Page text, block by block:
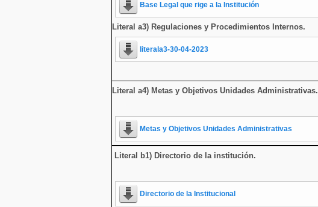
Base Legal que rige a la Institución
Literal a3) Regulaciones y Procedimientos Internos.
literala3-30-04-2023
Literal a4) Metas y Objetivos Unidades Administrativas.
Metas y Objetivos Unidades Administrativas
Literal b1) Directorio de la institución.
Directorio de la Institucional